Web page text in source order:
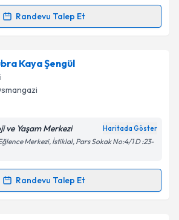
işlenmesine ilişkinAydınlatma
okudum ve kişisel verilerimin belirtilen
işlenmesini kabul ediyorum.
Takvim Talebini Gönder
Randevu Talep Et
Talebi
Filiz Yakmaz Basılgan
Size bu uzmandan randevu
takvim hazırlandığında e-posta ile
işlenmesine ilişkin
ve kişisel verilerimin belirtilen
Kaya Şengül
ve Yaşam Merkezi Haritada Göster
Merkezi, İstiklal, Pars Sokak No:4/1 D :23-
Randevu Talep Et
Talebi